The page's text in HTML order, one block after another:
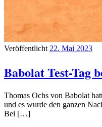
Veröffentlicht 22. Mai 2023
Babolat Test-Tag
Thomas Ochs von Babolat
und es wurde den ganzen
Bei […]